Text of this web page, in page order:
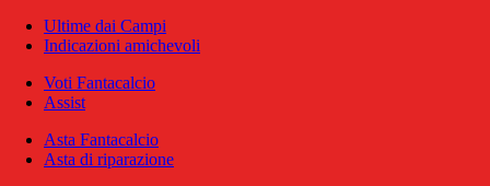
Ultime dai Campi
Indicazioni amichevoli
Voti Fantacalcio
Assist
Asta Fantacalcio
Asta di riparazione